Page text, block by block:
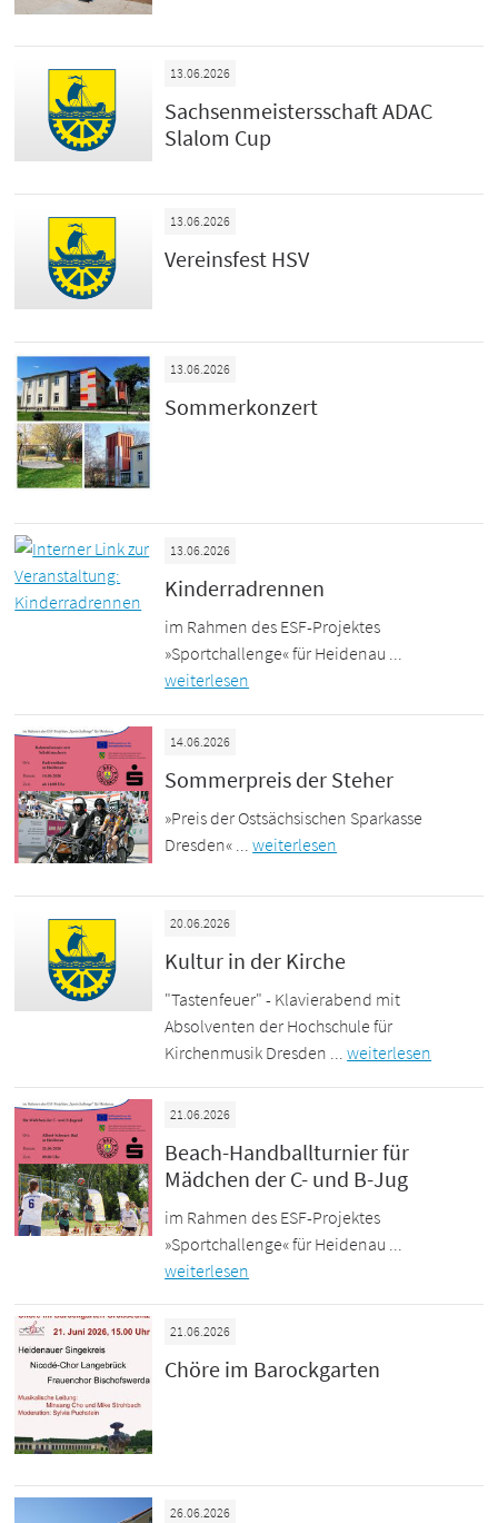
13.06.2026
Sachsenmeistersschaft ADAC
Slalom Cup
13.06.2026
Vereinsfest HSV
13.06.2026
Sommerkonzert
13.06.2026
Kinderradrennen
im Rahmen des ESF-Projektes
»Sportchallenge« für Heidenau ...
weiterlesen
14.06.2026
Sommerpreis der Steher
»Preis der Ostsächsischen Sparkasse
Dresden« ...weiterlesen
20.06.2026
Kultur in der Kirche
"Tastenfeuer" - Klavierabend mit
Absolventen der Hochschule für
Kirchenmusik Dresden ...weiterlesen
21.06.2026
Beach-Handballturnier für
Mädchen der C- und B-Jug
im Rahmen des ESF-Projektes
»Sportchallenge« für Heidenau ...
weiterlesen
21.06.2026
Chöre im Barockgarten
26.06.2026